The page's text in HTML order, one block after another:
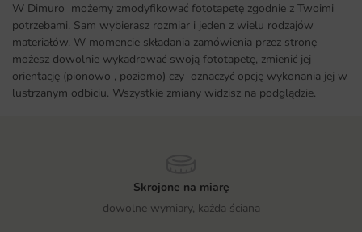
W Dimuro możemy zmodyfikować fototapetę zgodnie z Twoimi
potrzebami. Sam wybierasz rozmiar i jeden z wielu rodzajów
materiałów. W momencie składania zamówienia przez stronę
możesz dowolnie wykadrować swoją fototapetę, zmienić jej
orientację (pionowo , poziomo) czy oznaczyć opcję wykonania jej w
lustrzanym odbiciu. Wszystkie zmiany widzisz na podglądzie.
Skrojone na miarę
dowolne wymiary, każda ściana